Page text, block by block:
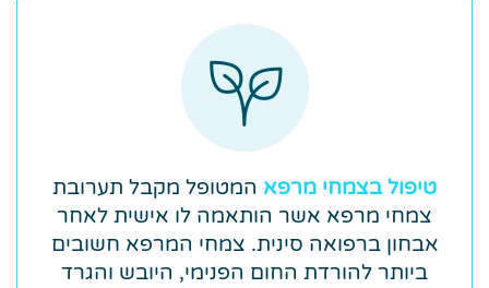
טיפול בצמחי מרפא המטופל מקבל תערובת
צמחי מרפא אשר הותאמה לו אישית לאחר
אבחון ברפואה סינית. צמחי המרפא חשובים
ביותר להורדת החום הפנימי, היובש והגרד